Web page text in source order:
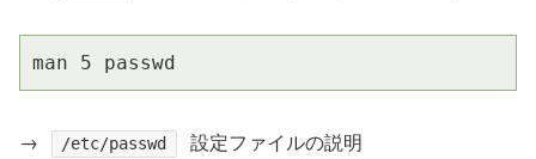
man 5 passwd
→ /etc/passwd 設定ファイルの説明